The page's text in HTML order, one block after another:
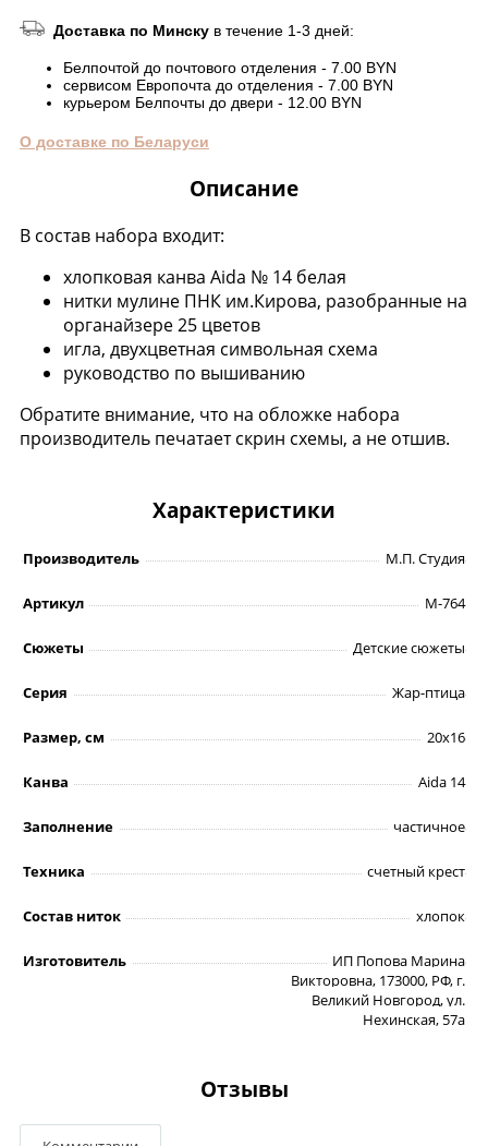
Доставка по Минску в течение 1-3 дней:
Белпочтой до почтового отделения - 7.00 BYN
сервисом Европочта до отделения - 7.00 BYN
курьером Белпочты до двери - 12.00 BYN
О доставке по Беларуси
Описание
В состав набора входит:
хлопковая канва Aida № 14 белая
нитки мулине ПНК им.Кирова, разобранные на
органайзере 25 цветов
игла, двухцветная символьная схема
руководство по вышиванию
Обратите внимание, что на обложке набора
производитель печатает скрин схемы, а не отшив.
Характеристики
Производитель М.П. Студия
Артикул М-764
Сюжеты Детские сюжеты
Серия Жар-птица
Размер, см 20х16
Канва Aida 14
Заполнение частичное
Техника счетный крест
Состав ниток хлопок
Изготовитель
ИП Попова Марина
Викторовна, 173000, РФ, г.
Великий Новгород, ул.
Нехинская, 57а
Отзывы